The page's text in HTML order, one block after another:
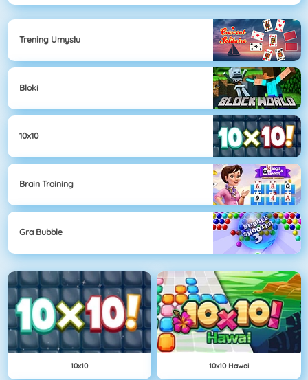
Trening Umysłu
Bloki
10x10
Brain Training
Gra Bubble
10x10 10x10 Hawai